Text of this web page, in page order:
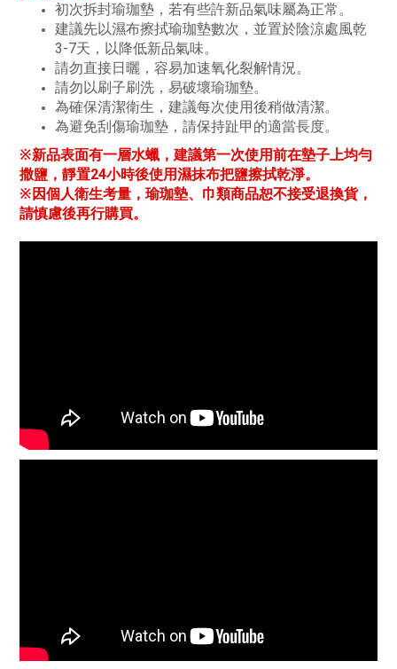
初次拆封瑜珈墊，若有些許新品氣味屬為正常。
建議先以濕布擦拭瑜珈墊數次，並置於陰涼處風乾
3-7天，以降低新品氣味。
請勿直接日曬，容易加速氧化裂解情況。
請勿以刷子刷洗，易破壞瑜珈墊。
為確保清潔衛生，建議每次使用後稍做清潔。
為避免刮傷瑜珈墊，請保持趾甲的適當長度。
※新品表面有一層水蠟，建議第一次使用前在墊子上均勻
撒鹽，靜置24小時後使用濕抹布把鹽擦拭乾淨。
※因個人衛生考量，瑜珈墊、巾類商品恕不接受退換貨，
請慎慮後再行購買。